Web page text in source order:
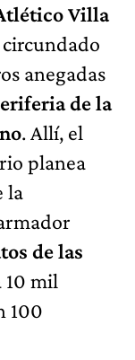
Villa
anegadas
de la
. Allí, el
planea
la
de las
10 mil
100